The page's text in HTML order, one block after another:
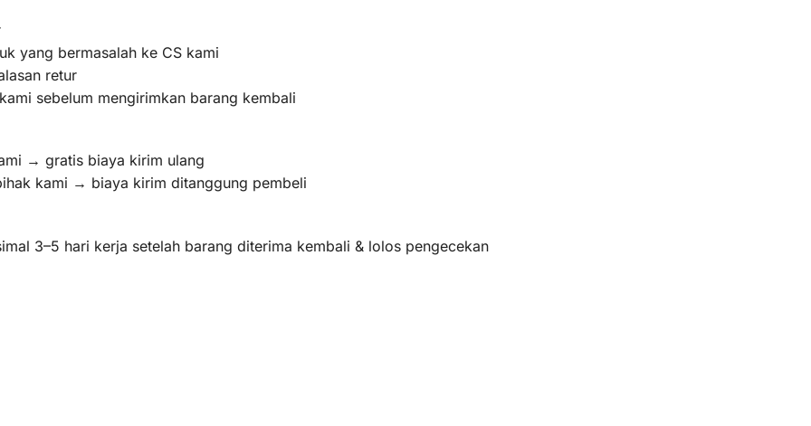
yang bermasalah ke CS kami
retur
sebelum mengirimkan barang kembali
→ gratis biaya kirim ulang
kami → biaya kirim ditanggung pembeli
3–5 hari kerja setelah barang diterima kembali & lolos pengecekan